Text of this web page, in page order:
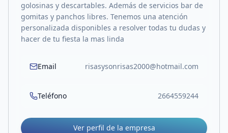
golosinas y descartables. Además de servicios bar de
gomitas y panchos libres. Tenemos una atención
personalizada disponibles a resolver todas tu dudas y
hacer de tu fiesta la mas linda
Email risasysonrisas2000@hotmail.com
Teléfono 2664559244
Ver perfil de la empresa